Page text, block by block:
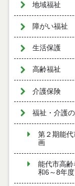
地域福祉
障がい福祉
生活保護
高齢福祉
介護保険
福祉・介護
第２期能
画
能代市高
和6～8年度